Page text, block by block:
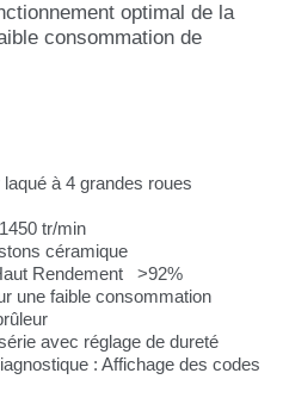
optimal de la
consommation de
à 4 grandes roues
tr/min
céramique
Rendement >92%
une faible consommation
avec réglage de dureté
: Affichage des codes